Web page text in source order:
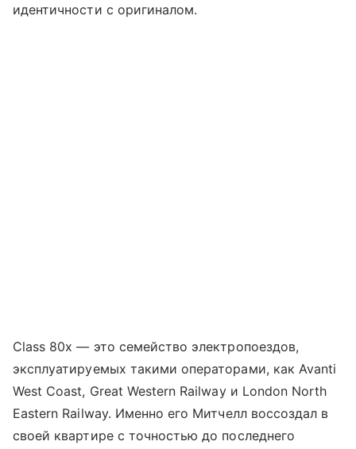
идентичности с оригиналом.
Class 80x — это семейство электропоездов,
эксплуатируемых такими операторами, как Avanti
West Coast, Great Western Railway и London North
Eastern Railway. Именно его Митчелл воссоздал в
своей квартире с точностью до последнего